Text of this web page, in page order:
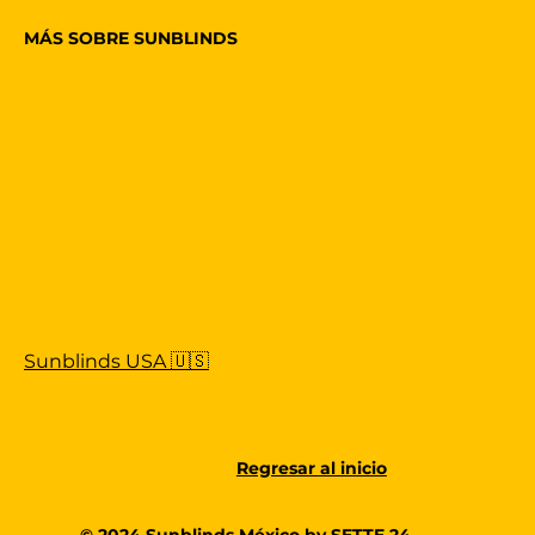
MÁS SOBRE SUNBLINDS
Sunblinds USA 🇺🇸
Regresar al inicio